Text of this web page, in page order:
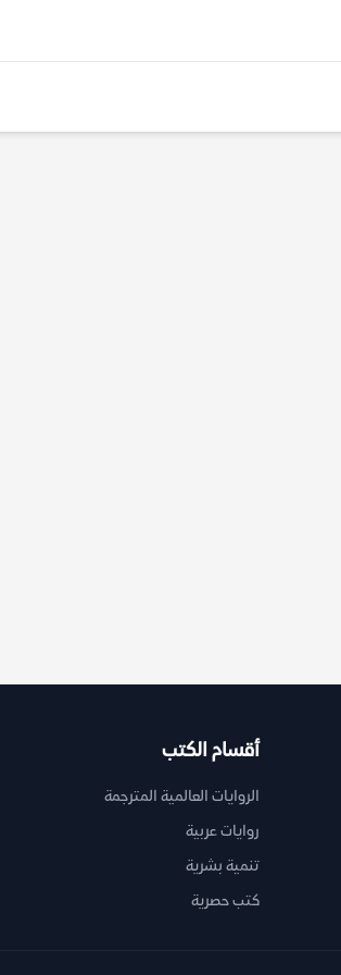
أقسام الكتب
الروايات العالمية المترجمة
روايات عربية
تنمية بشرية
كتب حصرية